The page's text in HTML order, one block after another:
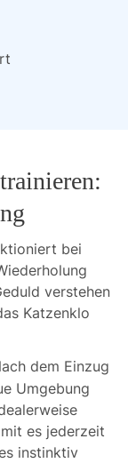
bei
verstehen
Katzenklo
dem Einzug
Umgebung
es jederzeit
instinktiv